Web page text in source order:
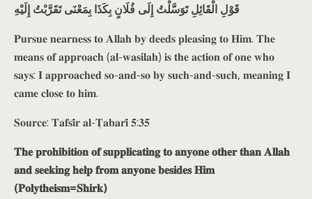
قَوْلِ الْقَائِلِ تَوَسَّلْتُ إِلَى فُلَانٍ بِكَذَا بِمَعْنَى تَقَرَّبْتُ إِلَيْهِ
𝐏𝐮𝐫𝐬𝐮𝐞 𝐧𝐞𝐚𝐫𝐧𝐞𝐬𝐬 𝐭𝐨 𝐀𝐥𝐥𝐚𝐡 𝐛𝐲 𝐝𝐞𝐞𝐝𝐬 𝐩𝐥𝐞𝐚𝐬𝐢𝐧𝐠 𝐭𝐨 𝐇𝐢𝐦. 𝐓𝐡𝐞
𝐦𝐞𝐚𝐧𝐬 𝐨𝐟 𝐚𝐩𝐩𝐫𝐨𝐚𝐜𝐡 (𝐚𝐥-𝐰𝐚𝐬𝐢𝐥𝐚𝐡) 𝐢𝐬 𝐭𝐡𝐞 𝐚𝐜𝐭𝐢𝐨𝐧 𝐨𝐟 𝐨𝐧𝐞 𝐰𝐡𝐨
𝐬𝐚𝐲𝐬: 𝐈 𝐚𝐩𝐩𝐫𝐨𝐚𝐜𝐡𝐞𝐝 𝐬𝐨-𝐚𝐧𝐝-𝐬𝐨 𝐛𝐲 𝐬𝐮𝐜𝐡-𝐚𝐧𝐝-𝐬𝐮𝐜𝐡, 𝐦𝐞𝐚𝐧𝐢𝐧𝐠 𝐈
𝐜𝐚𝐦𝐞 𝐜𝐥𝐨𝐬𝐞 𝐭𝐨 𝐡𝐢𝐦.
𝐒𝐨𝐮𝐫𝐜𝐞: 𝐓𝐚𝐟𝐬𝐢̄𝐫 𝐚𝐥-𝐓̣𝐚𝐛𝐚𝐫𝐢̄ 𝟓:𝟑𝟓
𝐓𝐡𝐞 𝐩𝐫𝐨𝐡𝐢𝐛𝐢𝐭𝐢𝐨𝐧 𝐨𝐟 𝐬𝐮𝐩𝐩𝐥𝐢𝐜𝐚𝐭𝐢𝐧𝐠 𝐭𝐨 𝐚𝐧𝐲𝐨𝐧𝐞 𝐨𝐭𝐡𝐞𝐫 𝐭𝐡𝐚𝐧 𝐀𝐥𝐥𝐚𝐡
𝐚𝐧𝐝 𝐬𝐞𝐞𝐤𝐢𝐧𝐠 𝐡𝐞𝐥𝐩 𝐟𝐫𝐨𝐦 𝐚𝐧𝐲𝐨𝐧𝐞 𝐛𝐞𝐬𝐢𝐝𝐞𝐬 𝐇𝐢𝐦
(𝐏𝐨𝐥𝐲𝐭𝐡𝐞𝐢𝐬𝐦=𝐒𝐡𝐢𝐫𝐤)